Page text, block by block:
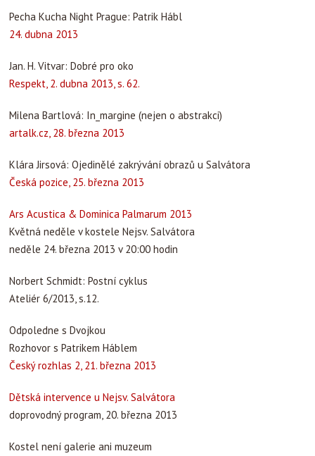
Pecha Kucha Night Prague: Patrik Hábl
24. dubna 2013
Jan. H. Vitvar: Dobré pro oko
Respekt, 2. dubna 2013, s. 62.
Milena Bartlová: In_margine (nejen o abstrakci)
artalk.cz, 28. března 2013
Klára Jirsová: Ojedinělé zakrývání obrazů u Salvátora
Česká pozice, 25. března 2013
Ars Acustica & Dominica Palmarum 2013
Květná neděle v kostele Nejsv. Salvátora
neděle 24. března 2013 v 20:00 hodin
Norbert Schmidt: Postní cyklus
Ateliér 6/2013, s.12.
Odpoledne s Dvojkou
Rozhovor s Patrikem Háblem
Český rozhlas 2, 21. března 2013
Dětská intervence u Nejsv. Salvátora
doprovodný program, 20. března 2013
Kostel není galerie ani muzeum